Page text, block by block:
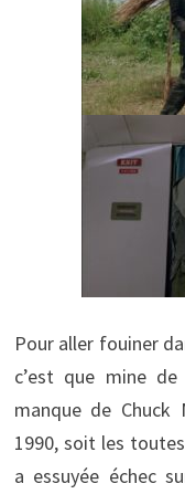
Pour aller fouiner
c’est que mine
manque de
1990, soit les
a essuyée échec